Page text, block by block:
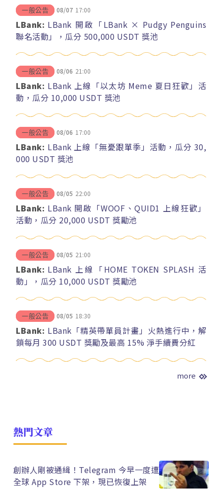
一般公告 08/07 17:00
LBank: LBank 開啟「LBank × Pudgy Penguins
聯名活動」，瓜分 500,000 USDT 獎池
一般公告 08/06 21:00
LBank: LBank 上線「以太坊 Meme 夏日狂歡」活
動，瓜分 10,000 USDT 獎池
一般公告 08/06 17:00
LBank: LBank 上線「無憂跟單季」活動，瓜分 30,
000 USDT 獎池
一般公告 08/05 22:00
LBank: LBank 開啟「WOOF、QUID1 上線狂歡」
活動，瓜分 20,000 USDT 獎勵池
一般公告 08/05 21:00
LBank: LBank 上線「HOME TOKEN SPLASH 活
動」，瓜分 10,000 USDT 獎勵池
一般公告 08/05 18:30
LBank: LBank「精英帶單員計畫」火熱進行中，解
鎖每月 300 USDT 獎勵及最高 15% 淨手續費分紅
more
熱門文章
創辦人剛被通緝！Telegram 今早一度遭
全球 App Store 下架，現已恢復上架